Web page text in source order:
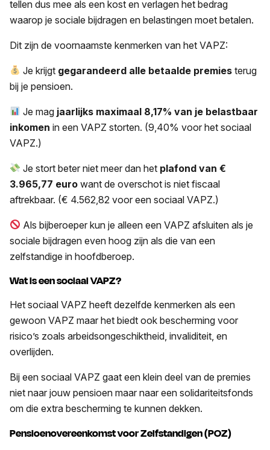
tellen dus mee als een kost en verlagen het bedrag
waarop je sociale bijdragen en belastingen moet betalen.
Dit zijn de voornaamste kenmerken van het VAPZ:
Je krijgt gegarandeerd alle betaalde premies terug
bij je pensioen.
Je mag jaarlijks maximaal 8,17% van je belastbaar
inkomen in een VAPZ storten. (9,40% voor het sociaal
VAPZ.)
Je stort beter niet meer dan het plafond van €
3.965,77 euro want de overschot is niet fiscaal
aftrekbaar. (€ 4.562,82 voor een sociaal VAPZ.)
Als bijberoeper kun je alleen een VAPZ afsluiten als je
sociale bijdragen even hoog zijn als die van een
zelfstandige in hoofdberoep.
Wat is een sociaal VAPZ?
Het sociaal VAPZ heeft dezelfde kenmerken als een
gewoon VAPZ maar het biedt ook bescherming voor
risico’s zoals arbeidsongeschiktheid, invaliditeit, en
overlijden.
Bij een sociaal VAPZ gaat een klein deel van de premies
niet naar jouw pensioen maar naar een solidariteitsfonds
om die extra bescherming te kunnen dekken.
Pensioenovereenkomst voor Zelfstandigen (POZ)